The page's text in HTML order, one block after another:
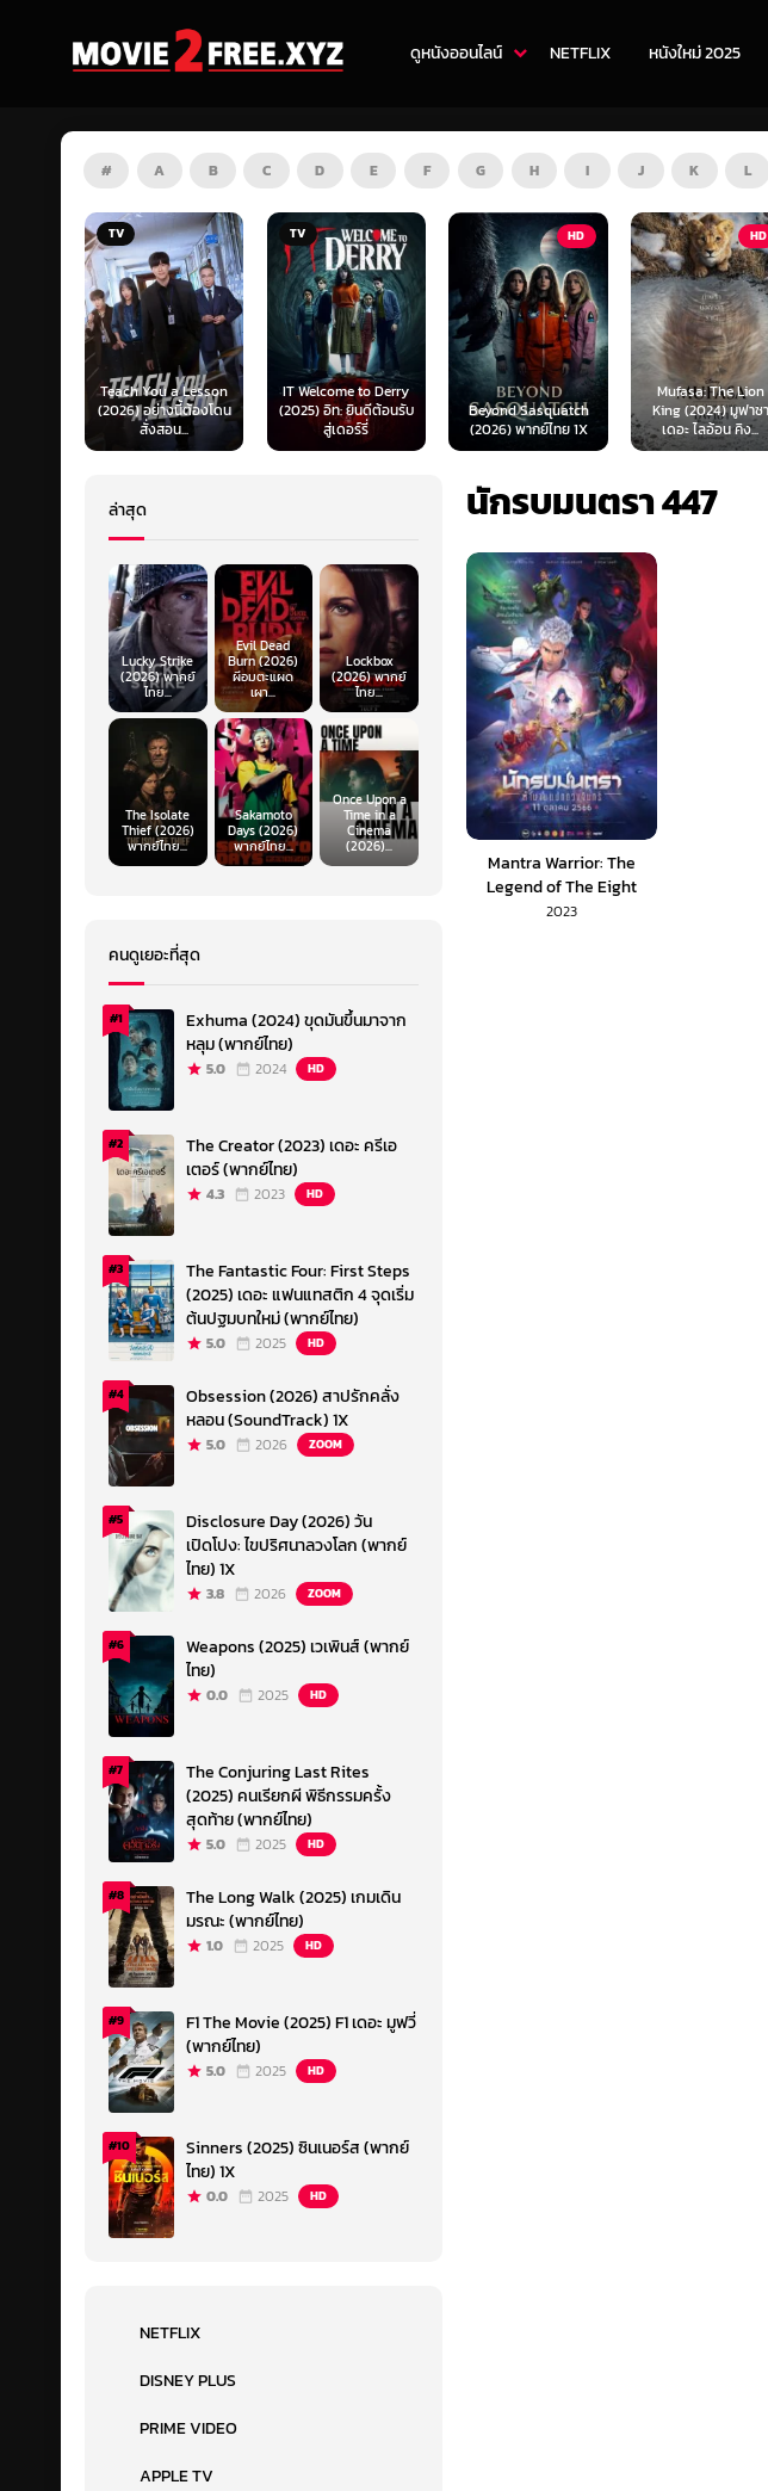
ดูหนังออนไลน์ NETFLIX หนังใหม่ 2025
# A B C D E F G H I J K L
TV
IT Welcome to Derry
(2025) อิท: ยินดีต้อนรับ
สู่เดอร์รี่
HD
Beyond Sasquatch
(2026) พากย์ไทย 1X
HD
Mufasa: The Lion
King (2024) มูฟาซา
เดอะ ไลอ้อน คิง...
ZOOM
Obsession (2026)
สาปรักคลั่งหลอน
(SoundTrack) 1X
นักรบมนตรา 447
Mantra Warrior: The
Legend of The Eight
Moons (2024) นักรบมน
2023
ล่าสุด
Lucky Strike
(2026) พากย์
ไทย...
Evil Dead
Burn (2026)
ผีอมตะแผด
เผา...
Lockbox
(2026) พากย์
ไทย...
The Isolate
Thief (2026)
พากย์ไทย...
Sakamoto
Days (2026)
พากย์ไทย...
Once Upon a
Time in a
Cinema
(2026)...
คนดูเยอะที่สุด
#1
Exhuma (2024) ขุดมันขึ้นมาจาก
หลุม (พากย์ไทย)
5.0 2024 HD
#2
The Creator (2023) เดอะ ครีเอ
เตอร์ (พากย์ไทย)
4.3 2023 HD
#3
The Fantastic Four: First Steps
(2025) เดอะ แฟนแทสติก 4 จุดเริ่ม
ต้นปฐมบทใหม่ (พากย์ไทย)
5.0 2025 HD
#4
Obsession (2026) สาปรักคลั่ง
หลอน (SoundTrack) 1X
5.0 2026 ZOOM
#5
Disclosure Day (2026) วัน
เปิดโปง: ไขปริศนาลวงโลก (พากย์
ไทย) 1X
3.8 2026 ZOOM
#6
Weapons (2025) เวเพินส์ (พากย์
ไทย)
0.0 2025 HD
#7
The Conjuring Last Rites
(2025) คนเรียกผี พิธีกรรมครั้ง
สุดท้าย (พากย์ไทย)
5.0 2025 HD
#8
The Long Walk (2025) เกมเดิน
มรณะ (พากย์ไทย)
1.0 2025 HD
#9
F1 The Movie (2025) F1 เดอะ มูฟวี่
(พากย์ไทย)
5.0 2025 HD
#10
Sinners (2025) ซินเนอร์ส (พากย์
ไทย) 1X
0.0 2025 HD
NETFLIX
DISNEY PLUS
PRIME VIDEO
APPLE TV